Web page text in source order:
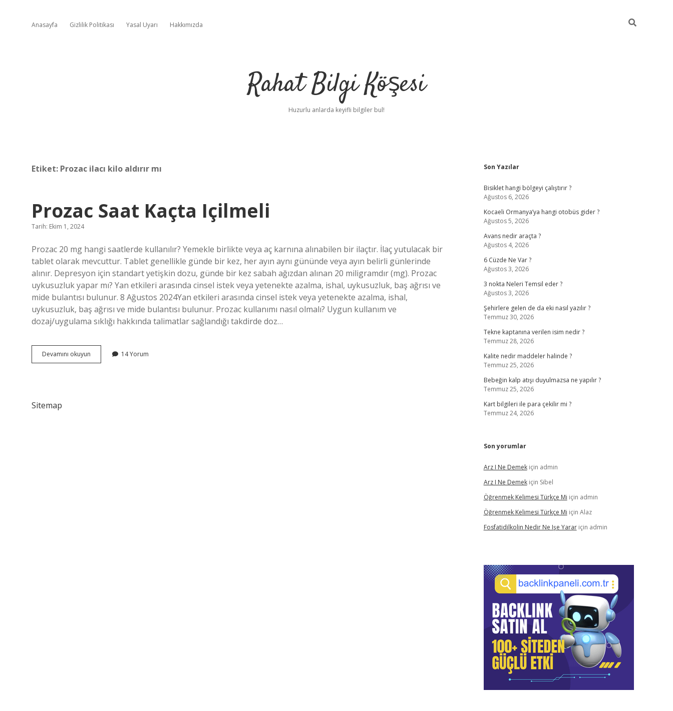
Anasayfa Gizlilik Politikası Yasal Uyarı Hakkımızda
Rahat Bilgi Köşesi
Huzurlu anlarda keyifli bilgiler bul!
Etiket: Prozac ilacı kilo aldırır mı
Prozac Saat Kaçta Içilmeli
Tarih: Ekim 1, 2024
Prozac 20 mg hangi saatlerde kullanılır? Yemekle birlikte veya aç karnına alınabilen bir ilaçtır. İlaç yutulacak bir
tablet olarak mevcuttur. Tablet genellikle günde bir kez, her ayın aynı gününde veya ayın belirli günlerinde
alınır. Depresyon için standart yetişkin dozu, günde bir kez sabah ağızdan alınan 20 miligramdır (mg). Prozac
uykusuzluk yapar mı? Yan etkileri arasında cinsel istek veya yetenekte azalma, ishal, uykusuzluk, baş ağrısı ve
mide bulantısı bulunur. 8 Ağustos 2024Yan etkileri arasında cinsel istek veya yetenekte azalma, ishal,
uykusuzluk, baş ağrısı ve mide bulantısı bulunur. Prozac kullanımı nasıl olmalı? Uygun kullanım ve
dozaj/uygulama sıklığı hakkında talimatlar sağlandığı takdirde doz…
Devamını okuyun
Saat
14 Yorum
Sitemap
Sidebar
Son Yazılar
Bisiklet hangi bölgeyi çalıştırır ?
Ağustos 6, 2026
Kocaeli Ormanya’ya hangi otobüs gider ?
Ağustos 5, 2026
Avans nedir araçta ?
Ağustos 4, 2026
6 Cüzde Ne Var ?
Ağustos 3, 2026
3 nokta Neleri Temsil eder ?
Ağustos 3, 2026
Şehirlere gelen de da eki nasıl yazılır ?
Temmuz 30, 2026
Tekne kaptanına verilen isim nedir ?
Temmuz 28, 2026
Kalite nedir maddeler halinde ?
Temmuz 25, 2026
Bebeğin kalp atışı duyulmazsa ne yapılır ?
Temmuz 25, 2026
Kart bilgileri ile para çekilir mi ?
Temmuz 24, 2026
Son yorumlar
Arz I Ne Demekiçin admin
Arz I Ne Demekiçin Sibel
Öğrenmek Kelimesi Türkçe Mi için admin
Öğrenmek Kelimesi Türkçe Mi için Alaz
Fosfatidilkolin Nedir Ne Işe Yarariçin admin